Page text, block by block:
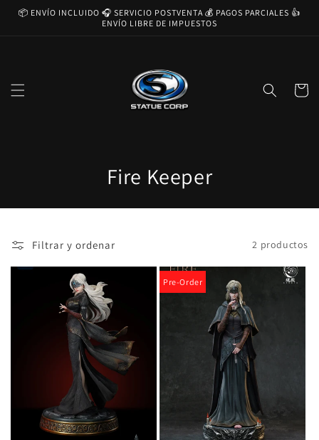
directamente
📦 ENVÍO INCLUIDO 🎧 SERVICIO POSTVENTA 💰 PAGOS PARCIALES 👍
ENVÍO LIBRE DE IMPUESTOS
Carrito
C
o
e
c
c
i
ó
n
:
Fire Keeper
Filtrar y ordenar 2 productos
Pre-Order